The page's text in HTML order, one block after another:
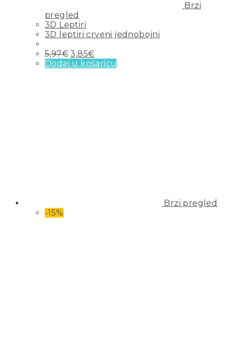
Brzi
pregled
3D Leptiri
3D leptiri crveni jednobojni
5,97€ 3,85€
Dodaj u košaricu
Brzi pregled
-15%